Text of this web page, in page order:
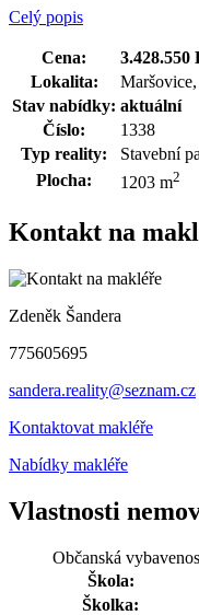
Celý popis
Cena: 3.428.550
Lokalita:
Stav nabídky: aktuální
Číslo:
1338
Typ reality:
Stavební
Plocha:
1203 m2
Kontakt na
Zdeněk Šandera
775605695
sandera.reality@seznam.cz
Kontaktovat makléře
Nabídky makléře
Vlastnosti
Občanská
Škola:
Školka: